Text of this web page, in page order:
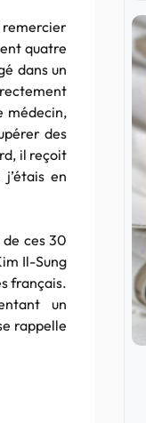
remercier
quatre
dans un
médecin,
des
il reçoit
en
ces 30
Il-Sung
français.
un
rappelle